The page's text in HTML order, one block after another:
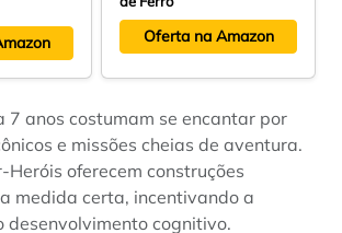
Oferta na Amazon
7 anos costumam se encantar por
e missões cheias de aventura.
Heróis oferecem construções
medida certa, incentivando a
desenvolvimento cognitivo.